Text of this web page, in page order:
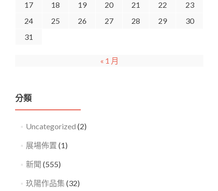
17
18 19 20 21 22
23
24
25 26 27 28 29
30
31
« 1 月
分類
Uncategorized (2)
展場佈置 (1)
新聞 (555)
玖陽作品集 (32)